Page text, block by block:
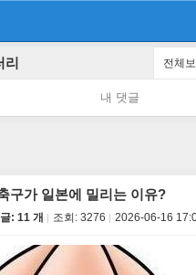
리 전체
내 댓글
구가 일본에 밀리는 이유?
: 11 개 조회: 3276 2026-06-16